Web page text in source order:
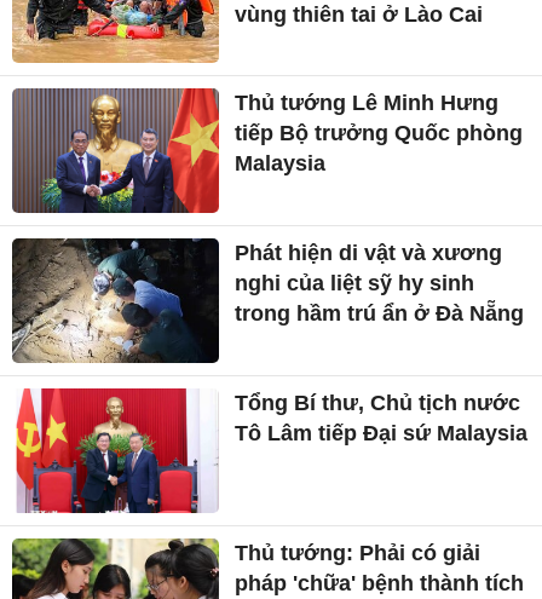
vùng thiên tai ở Lào Cai
Thủ tướng Lê Minh Hưng
tiếp Bộ trưởng Quốc phòng
Malaysia
Phát hiện di vật và xương
nghi của liệt sỹ hy sinh
trong hầm trú ẩn ở Đà Nẵng
Tổng Bí thư, Chủ tịch nước
Tô Lâm tiếp Đại sứ Malaysia
Thủ tướng: Phải có giải
pháp 'chữa' bệnh thành tích